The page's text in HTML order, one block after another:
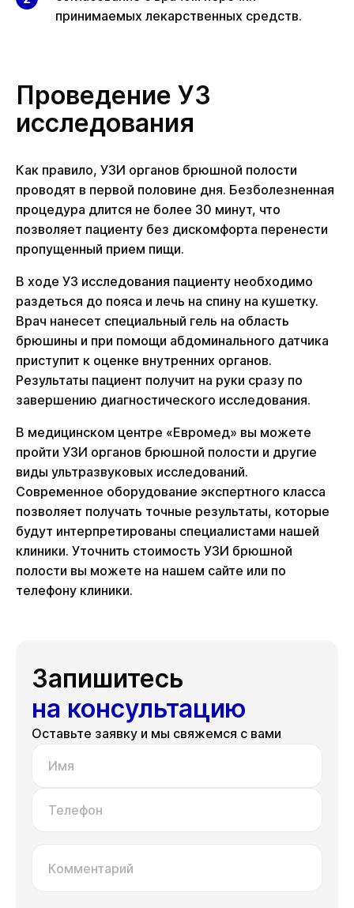
принимаемых лекарственных средств.
Проведение УЗ
исследования
Как правило, УЗИ органов брюшной полости
проводят в первой половине дня. Безболезненная
процедура длится не более 30 минут, что
позволяет пациенту без дискомфорта перенести
пропущенный прием пищи.
В ходе УЗ исследования пациенту необходимо
раздеться до пояса и лечь на спину на кушетку.
Врач нанесет специальный гель на область
брюшины и при помощи абдоминального датчика
приступит к оценке внутренних органов.
Результаты пациент получит на руки сразу по
завершению диагностического исследования.
В медицинском центре «Евромед» вы можете
пройти УЗИ органов брюшной полости и другие
виды ультразвуковых исследований.
Современное оборудование экспертного класса
позволяет получать точные результаты, которые
будут интерпретированы специалистами нашей
клиники. Уточнить стоимость УЗИ брюшной
полости вы можете на нашем сайте или по
телефону клиники.
Запишитесь
на консультацию
Оставьте заявку и мы свяжемся с вами
Имя
Телефон
Комментарий